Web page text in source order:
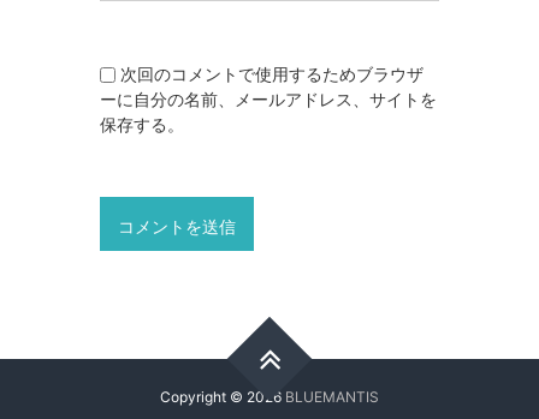
次回のコメントで使用するためブラウザ
ーに自分の名前、メールアドレス、サイトを
保存する。
Copyright © 2026 BLUEMANTIS